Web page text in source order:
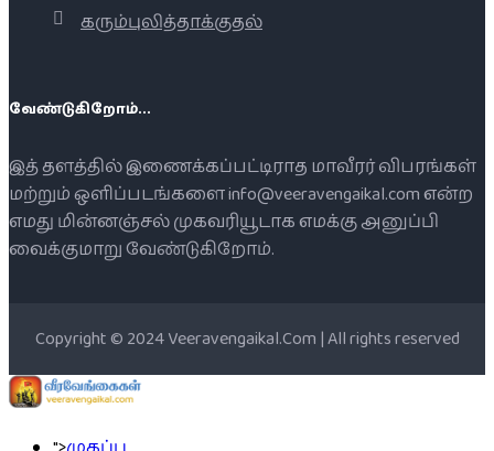
கரும்புலித்தாக்குதல்
வேண்டுகிறோம்...
இத் தளத்தில் இணைக்கப்பட்டிராத மாவீரர் விபரங்கள்
மற்றும் ஒளிப்படங்களை info@veeravengaikal.com என்ற
எமது மின்னஞ்சல் முகவரியூடாக எமக்கு அனுப்பி
வைக்குமாறு வேண்டுகிறோம்.
Copyright © 2024 Veeravengaikal.Com | All rights reserved